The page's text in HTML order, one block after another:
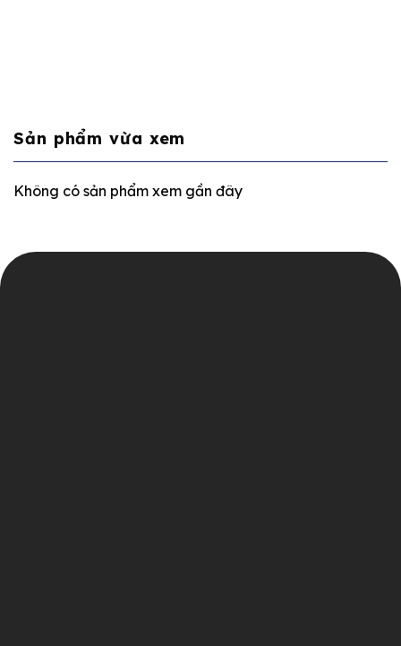
Sản phẩm vừa xem
Không có sản phẩm xem gần đây